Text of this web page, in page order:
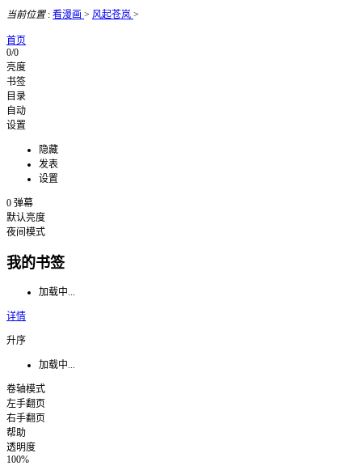
当前位置: 看漫画 > 风起苍岚 >
首页
0/0
亮度
书签
目录
自动
设置
隐藏
发表
设置
0 弹幕
默认亮度
夜间模式
我的书签
加载中...
详情
升序
加载中...
卷轴模式
左手翻页
右手翻页
帮助
透明度
100%